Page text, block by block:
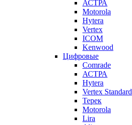
АСТРА
Motorola
Hytera
Vertex
ICOM
Kenwood
Цифровые
Comrade
АСТРА
Hytera
Vertex Standard
Терек
Motorola
Lira